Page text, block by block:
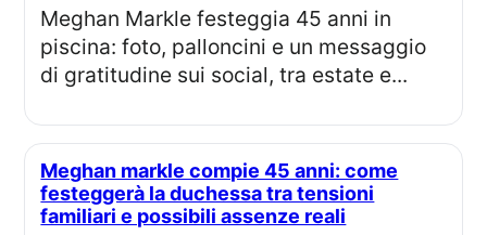
Meghan Markle festeggia 45 anni in
piscina: foto, palloncini e un messaggio
di gratitudine sui social, tra estate e...
Meghan markle compie 45 anni: come
festeggerà la duchessa tra tensioni
familiari e possibili assenze reali